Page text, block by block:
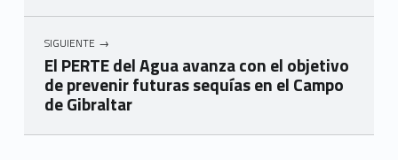
SIGUIENTE
El PERTE del Agua avanza con el objetivo
de prevenir futuras sequías en el Campo
de Gibraltar